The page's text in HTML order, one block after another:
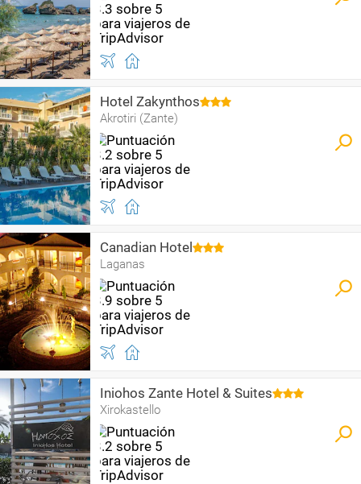
Hotel Zakynthos
Akrotiri (Zante)
Canadian Hotel
Laganas
Iniohos Zante Hotel & Suites
Xirokastello